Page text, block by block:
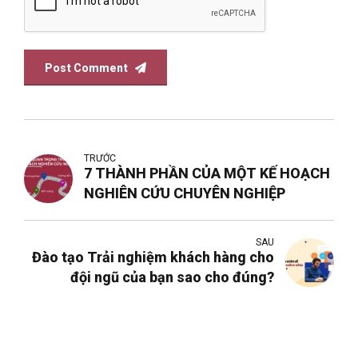
Post Comment
TRƯỚC
7 THÀNH PHẦN CỦA MỘT KẾ HOẠCH
NGHIÊN CỨU CHUYÊN NGHIỆP
SAU
Đào tạo Trải nghiệm khách hàng cho
đội ngũ của bạn sao cho đúng?